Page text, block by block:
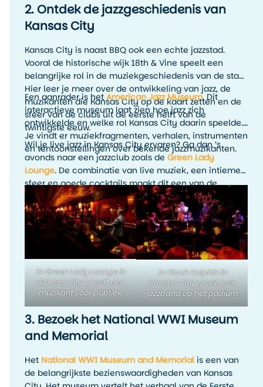
2. Ontdek de jazzgeschiedenis van
Kansas City
Kansas City is naast BBQ ook een echte jazzstad.
Vooral de historische wijk 18th & Vine speelt een
belangrijke rol in de muziekgeschiedenis van de stad.
Hier leer je meer over de ontwikkeling van jazz, de
muzikanten die Kansas City op de kaart zetten en de
sfeer van de clubs uit de eerste helft van de
twintigste eeuw.
Een aanrader is hetAmerican Jazz Museum. Dit
interactieve museum laat zien hoe jazz zich
ontwikkelde en welke rol Kansas City daarin speelde.
Je vindt er muziekfragmenten, verhalen, instrumenten
en tentoonstellingen over bekende jazzmuzikanten.
Wil je live jazz in Kansas City ervaren? Ga dan ’s
avonds naar een jazzclub zoals de Green Lady
Lounge. De combinatie van live muziek, een intieme
sfeer en goede cocktails maakt dit een van de
leukste avondactiviteiten in Kansas City. Het is
precies zo’n ervaring die je reis persoonlijker maakt
dan alleen het afvinken van bezienswaardigheden.
In Green Lady Lounge in
Kansas City speelt een
muzikant voor publiek.
In Black Dolphin in
Kansas City speelt een
jazzband op het podium.
3. Bezoek het National WWI Museum
and Memorial
Het National WWI Museum and Memorial is een van
de belangrijkste bezienswaardigheden van Kansas